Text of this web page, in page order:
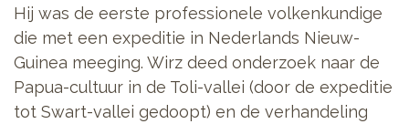
Hij was de eerste professionele volkenkundige
die met een expeditie in Nederlands Nieuw-
Guinea meeging. Wirz deed onderzoek naar de
Papua-cultuur in de Toli-vallei (door de expeditie
tot Swart-vallei gedoopt) en de verhandeling